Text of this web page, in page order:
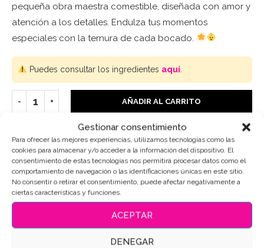
Gestionar consentimiento
Para ofrecer las mejores experiencias, utilizamos tecnologías como las
cookies para almacenar y/o acceder a la información del dispositivo. El
consentimiento de estas tecnologías nos permitirá procesar datos como el
comportamiento de navegación o las identificaciones únicas en este sitio.
No consentir o retirar el consentimiento, puede afectar negativamente a
ciertas características y funciones.
ACEPTAR
DENEGAR
pequeña obra maestra comestible, diseñada con amor y
atención a los detalles. Endulza tus momentos
especiales con la ternura de cada bocado.
Puedes consultar los ingredientes aquí.
AÑADIR AL CARRITO
SKU: 6027
Categorías:
Bautizo - Nacimiento
Sets de galletas
Etiquetas:Galletas de mantequilla
Galletas personalizadas
Compartir